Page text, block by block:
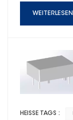
WEITERLESEN
HEISSE TAGS :